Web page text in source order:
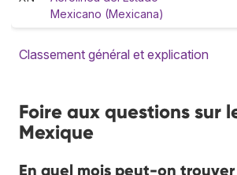
Mexicano (Mexicana)
Classement général et explication
Foire aux questions sur
Mexique
En quel mois peut-on